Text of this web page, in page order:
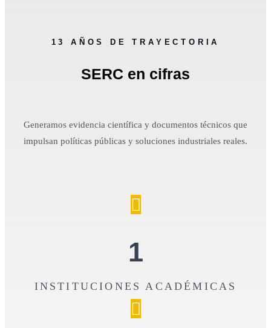
13 AÑOS DE TRAYECTORIA
SERC en cifras
Generamos evidencia científica y documentos técnicos que
impulsan políticas públicas y soluciones industriales reales.
1
INSTITUCIONES ACADÉMICAS